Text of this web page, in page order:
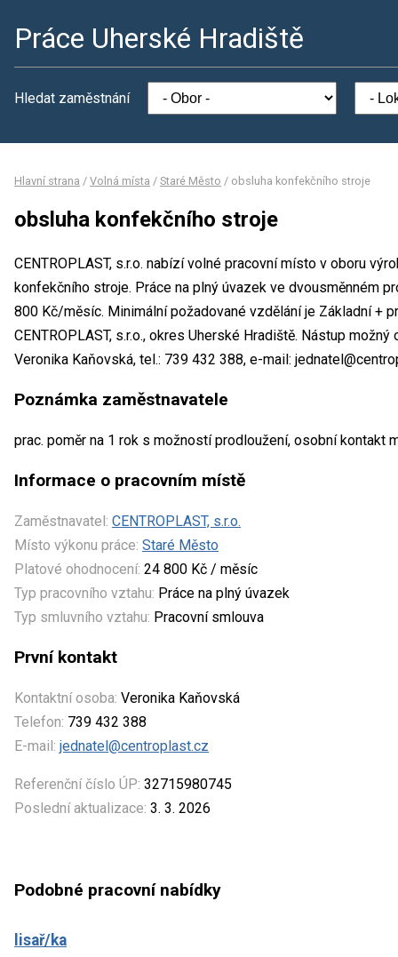
Práce Uherské Hradiště
Hledat zaměstnání
Hlavní strana / Volná místa / Staré Město / obsluha konfekčního stroje
obsluha konfekčního stroje
CENTROPLAST, s.r.o. nabízí volné pracovní místo v oboru
konfekčního stroje. Práce na plný úvazek ve dvousměnném
800 Kč/měsíc. Minimální požadované vzdělání je Základní +
CENTROPLAST, s.r.o., okres Uherské Hradiště. Nástup
Veronika Kaňovská, tel.: 739 432 388, e-mail:
Poznámka zaměstnavatele
prac. poměr na 1 rok s možností prodloužení, osobní kontakt
Informace o pracovním místě
Zaměstnavatel: CENTROPLAST, s.r.o.
Místo výkonu práce: Staré Město
Platové ohodnocení: 24 800 Kč / měsíc
Typ pracovního vztahu: Práce na plný úvazek
Typ smluvního vztahu: Pracovní smlouva
První kontakt
Kontaktní osoba: Veronika Kaňovská
Telefon: 739 432 388
E-mail: jednatel@centroplast.cz
Referenční číslo ÚP: 32715980745
Poslední aktualizace: 3. 3. 2026
Podobné pracovní nabídky
lisař/ka